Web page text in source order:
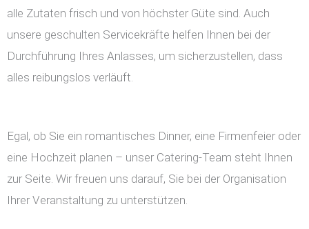
alle Zutaten frisch und von höchster Güte sind. Auch
unsere geschulten Servicekräfte helfen Ihnen bei der
Durchführung Ihres Anlasses, um sicherzustellen, dass
alles reibungslos verläuft.
Egal, ob Sie ein romantisches Dinner, eine Firmenfeier oder
eine Hochzeit planen – unser Catering-Team steht Ihnen
zur Seite. Wir freuen uns darauf, Sie bei der Organisation
Ihrer Veranstaltung zu unterstützen.